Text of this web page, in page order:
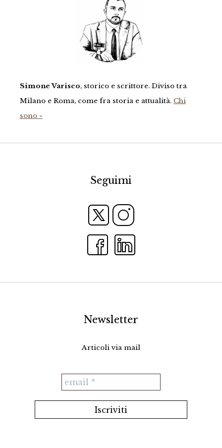
Simone Varisco, storico e scrittore. Diviso tra
Milano e Roma, come fra storia e attualità. Chi
sono »
Seguimi
Newsletter
Articoli via mail